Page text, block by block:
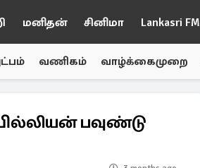
மனிதன் சினிமா Lankasri FM
வணிகம் வாழ்க்கைமுறை
பவுண்டு